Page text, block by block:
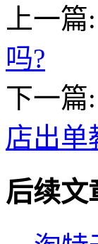
上一篇:
吗?
下一篇:
店出单
后续文